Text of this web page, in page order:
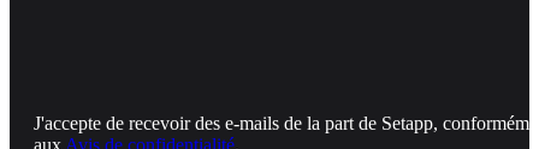
J'accepte de recevoir des e-mails de la part de Setapp,
aux Avis de confidentialité.